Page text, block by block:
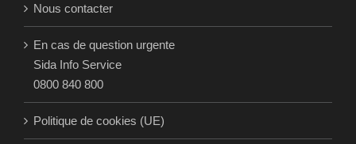
Nous contacter
En cas de question urgente
Sida Info Service
0800 840 800
Politique de cookies (UE)